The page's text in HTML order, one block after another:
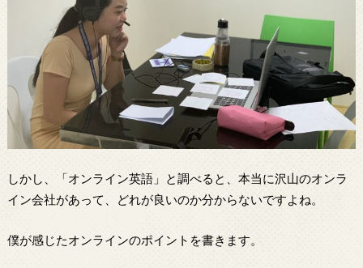
しかし、「オンライン英語」と調べると、本当に沢山のオンラ
イン会社があって、どれが良いのか分からないですよね。
僕が感じたオンラインのポイントを書きます。